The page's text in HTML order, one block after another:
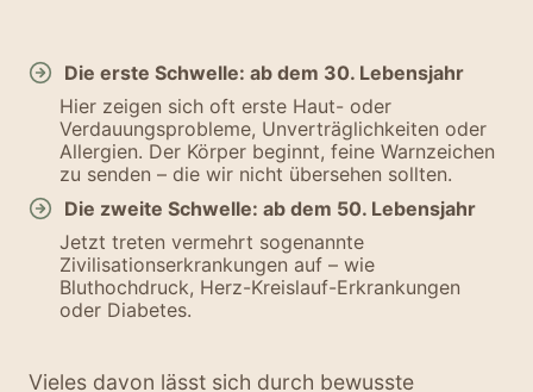
Die erste Schwelle: ab dem 30. Lebensjahr
Hier zeigen sich oft erste Haut- oder
Verdauungsprobleme, Unverträglichkeiten oder
Allergien. Der Körper beginnt, feine Warnzeichen
zu senden – die wir nicht übersehen sollten.
Die zweite Schwelle: ab dem 50. Lebensjahr
Jetzt treten vermehrt sogenannte
Zivilisationserkrankungen auf – wie
Bluthochdruck, Herz-Kreislauf-Erkrankungen
oder Diabetes.
Vieles davon lässt sich durch bewusste